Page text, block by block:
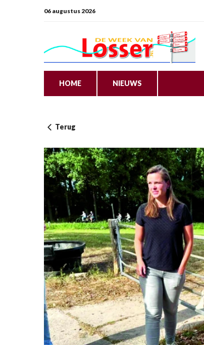
06 augustus 2026
HOME NIEUWS
Terug